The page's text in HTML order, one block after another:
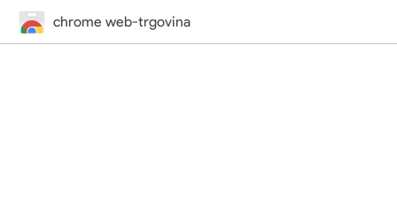
chrome web-trgovina